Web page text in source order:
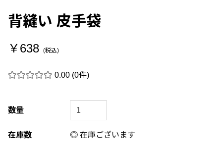
背縫い 皮手袋
￥638 (税込)
0.00 (0件)
数量
在庫数 ◎ 在庫ございます